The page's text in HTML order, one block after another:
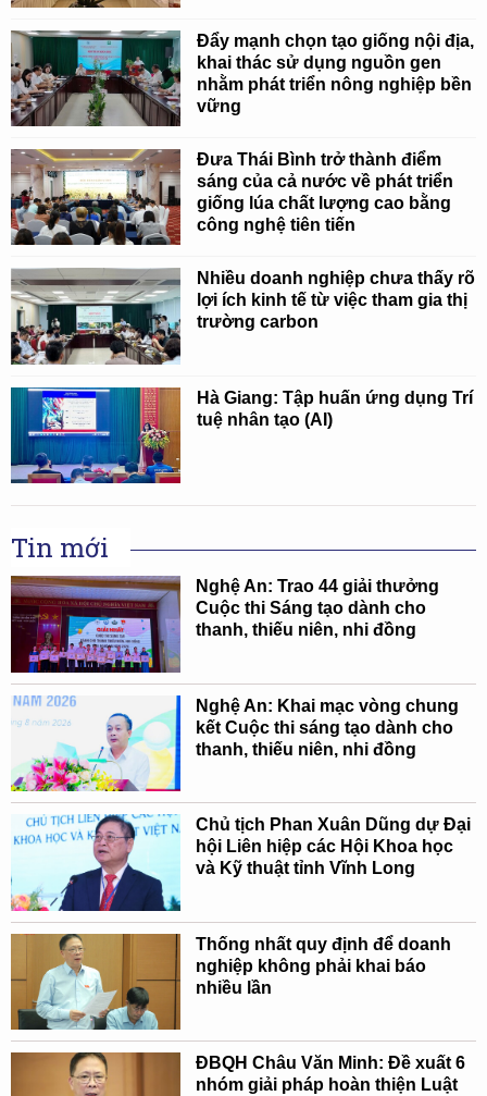
Đẩy mạnh chọn tạo giống nội địa,
khai thác sử dụng nguồn gen
nhằm phát triển nông nghiệp bền
vững
Đưa Thái Bình trở thành điểm
sáng của cả nước về phát triển
giống lúa chất lượng cao bằng
công nghệ tiên tiến
Nhiều doanh nghiệp chưa thấy rõ
lợi ích kinh tế từ việc tham gia thị
trường carbon
Hà Giang: Tập huấn ứng dụng Trí
tuệ nhân tạo (AI)
Tin mới
Nghệ An: Trao 44 giải thưởng
Cuộc thi Sáng tạo dành cho
thanh, thiếu niên, nhi đồng
Nghệ An: Khai mạc vòng chung
kết Cuộc thi sáng tạo dành cho
thanh, thiếu niên, nhi đồng
Chủ tịch Phan Xuân Dũng dự Đại
hội Liên hiệp các Hội Khoa học
và Kỹ thuật tỉnh Vĩnh Long
Thống nhất quy định để doanh
nghiệp không phải khai báo
nhiều lần
ĐBQH Châu Văn Minh: Đề xuất 6
nhóm giải pháp hoàn thiện Luật